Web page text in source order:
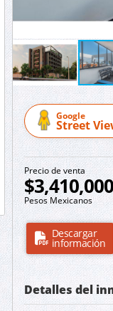
Google
Street
Precio de venta
$3,410,000
Pesos Mexicanos
Descargar
información
Detalles del